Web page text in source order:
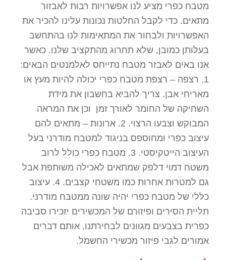
מטבח כפרי מציע לנו אפשרויות רבות לאבזור
מתאים. כדי לקבל החלטות נכונות עלינו להכיר את
האפשרויות ולבחור את המתאימות לנו בהתחשב
בעלותן כמובן, שלא תחרוג מהתקציב שלנו. כאשר
אנו באים לאבזר מטבח נתייחס לאלמנטים הבאים:
1. רצפה – רצפת מטבח כפרי יכולה להיות מעץ או
מאריחי אבן. צריך להביא בחשבון את מידת
השחיקה של החומר לאורך זמן וכן את המראה
המבוקש וצבעו הרצוי. 2. ארונות – מתאים להם
עיצוב כפרי ומחוספס בניגוד למטבח מודרני בעל
העיצוב הייטקיסטי. 3. מטבח כפרי כולל לרוב
משטח דמוי דלפק שמתאים לאכילה משותפת אבל
גם למטרות אחרות כמו משטחי קצבים. 4. עיצוב
כללי של מטבח כפרי יהיה שונה ממטבח מודרני.
תליית הסירים ופיזורם של המכשירים יזכירו סביבה
כפרית בצבעים מגוונים לבחירתנו, אותם דברים
אמורים לגבי פיזור מכשירי החשמל.